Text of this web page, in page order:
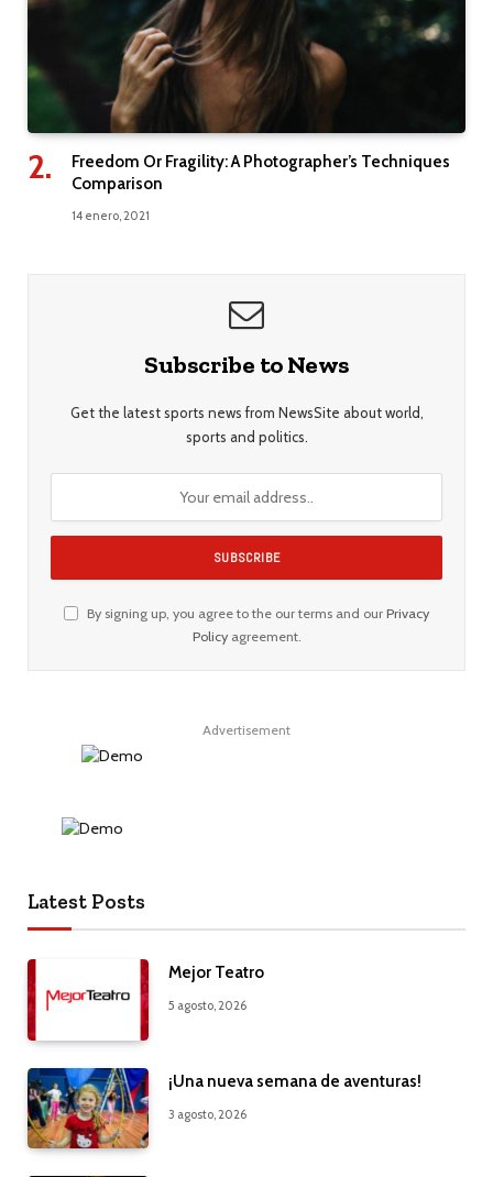
Freedom Or Fragility: A Photographer’s Techniques
Comparison
14 enero, 2021
Subscribe to News
Get the latest sports news from NewsSite about world,
sports and politics.
By signing up, you agree to the our terms and our Privacy
Policyagreement.
Advertisement
Latest Posts
Mejor Teatro
5 agosto, 2026
¡Una nueva semana de aventuras!
3 agosto, 2026